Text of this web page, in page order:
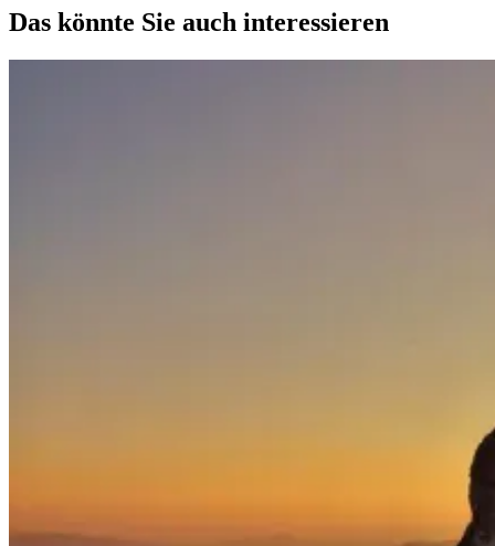
Das könnte Sie auch interessieren